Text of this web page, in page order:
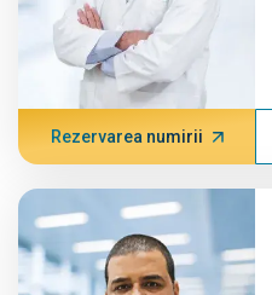
Rezervarea numirii